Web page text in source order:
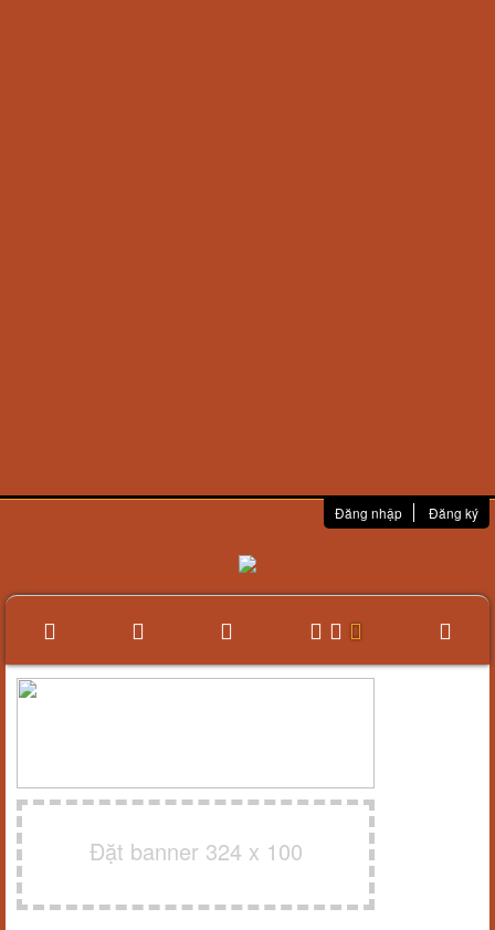
Đăng nhập Đăng ký
Đặt banner 324 x 100